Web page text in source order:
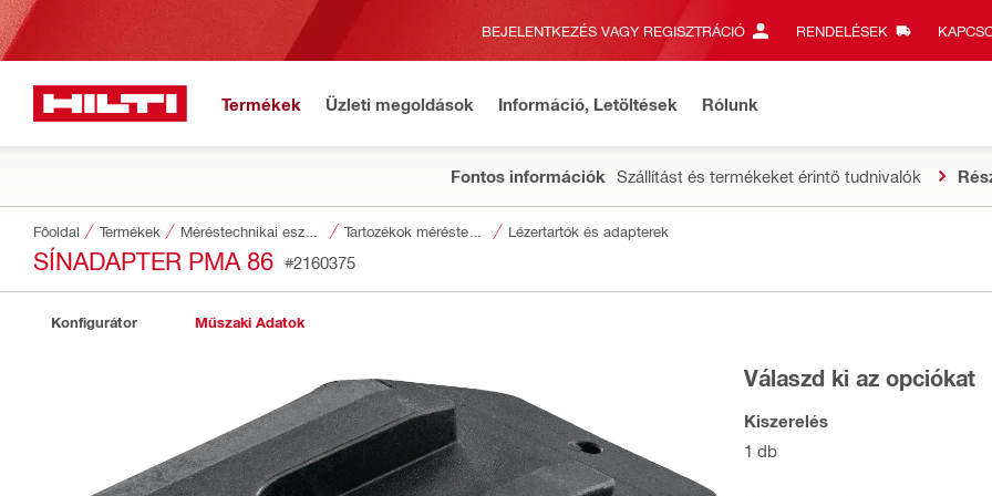
BEJELENTKEZÉS VAGY REGISZTRÁCIÓ RENDELÉSEK
Termékek Üzleti megoldások Információ, Letöltések Rólunk
Fontos információk Szállítást és termékeket érintő tudnivalók
Főoldal Termékek Lézertartók és adapterek
SÍNADAPTER PMA 86 #2160375
Konfigurátor Műszaki Adatok
Válaszd ki az opciókat
Kiszerelés
1 db